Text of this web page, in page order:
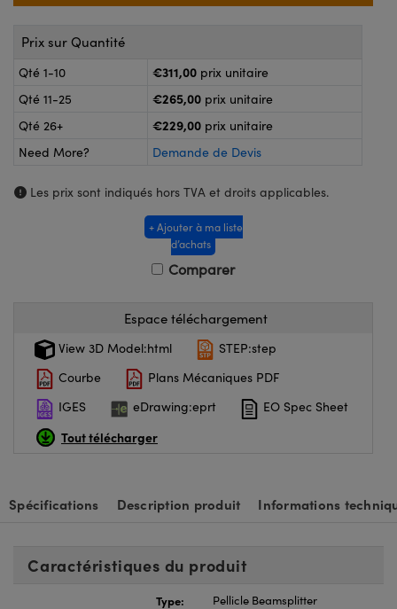
ou Coupleurs
Poche ou à Mesure Directe
: Microscopie
: Caméras
Lightpath
Prix sur Quantité
Qté 1-10 €311,00 prix unitaire
Qté 11-25
€265,00 prix unitaire
Qté 26+
€229,00 prix unitaire
Need More?
Demande de Devis
Les prix sont indiqués hors TVA et droits applicables.
+ Ajouter à ma liste
d’achats
Comparer
Espace téléchargement
View 3D Model:html
STEP:step
Courbe
Plans Mécaniques PDF
IGES
eDrawing:eprt EO Spec Sheet
Tout télécharger
Spécifications Description produit Informations
Caractéristiques du produit
Type: Pellicle Beamsplitter